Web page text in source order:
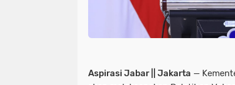
Aspirasi Jabar || Jakarta —